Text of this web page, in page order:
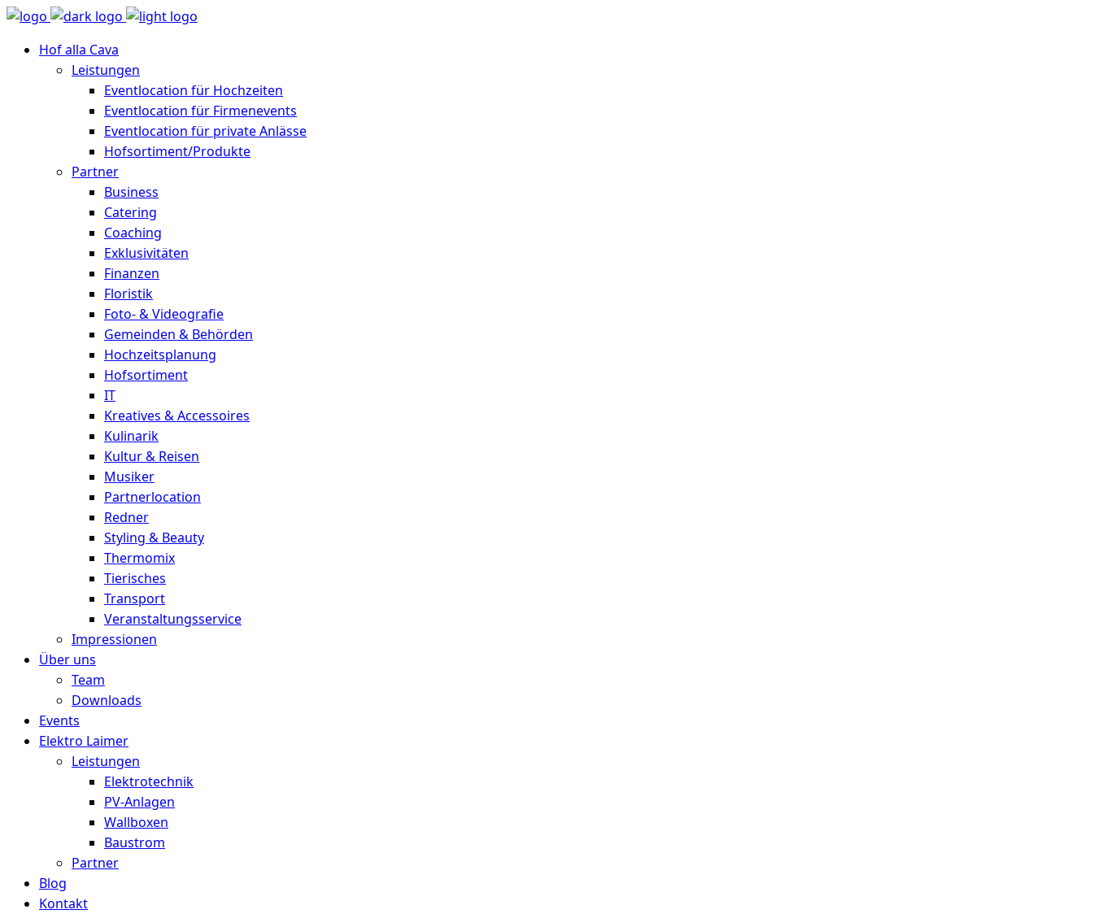
Hof alla Cava
Leistungen
Eventlocation für Hochzeiten
Eventlocation für Firmenevents
Eventlocation für private Anlässe
Hofsortiment/Produkte
Partner
Business
Catering
Coaching
Exklusivitäten
Finanzen
Floristik
Foto- & Videografie
Gemeinden & Behörden
Hochzeitsplanung
Hofsortiment
IT
Kreatives & Accessoires
Kulinarik
Kultur & Reisen
Musiker
Partnerlocation
Redner
Styling & Beauty
Thermomix
Tierisches
Transport
Veranstaltungsservice
Impressionen
Über uns
Team
Downloads
Events
Elektro Laimer
Leistungen
Elektrotechnik
PV-Anlagen
Wallboxen
Baustrom
Partner
Blog
Kontakt